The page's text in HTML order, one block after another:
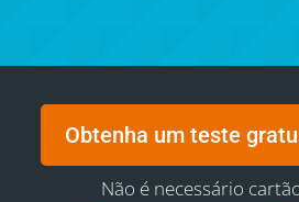
Obtenha um teste
Não é necessário